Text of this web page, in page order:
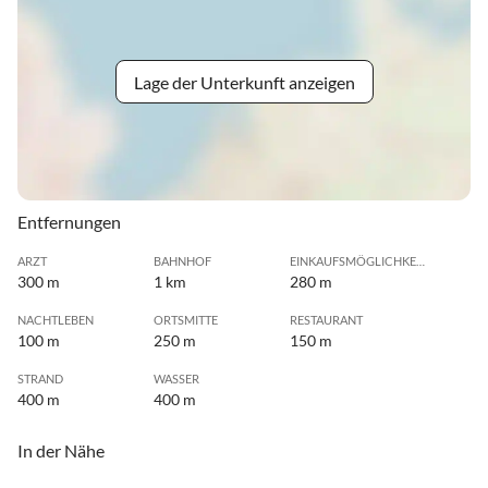
Lage der Unterkunft anzeigen
Entfernungen
ARZT
300 m
BAHNHOF
1 km
EINKAUFSMÖGLICHKEIT
280 m
NACHTLEBEN
100 m
ORTSMITTE
250 m
RESTAURANT
150 m
STRAND
400 m
WASSER
400 m
In der Nähe